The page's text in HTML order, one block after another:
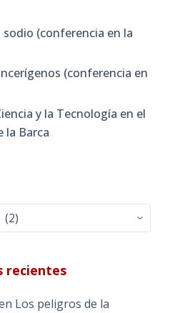
(conferencia en la
(conferencia en
y la Tecnología en el
la Barca
recientes
Los peligros de la